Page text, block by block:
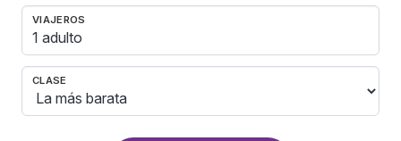
VIAJEROS
1 adulto
CLASE